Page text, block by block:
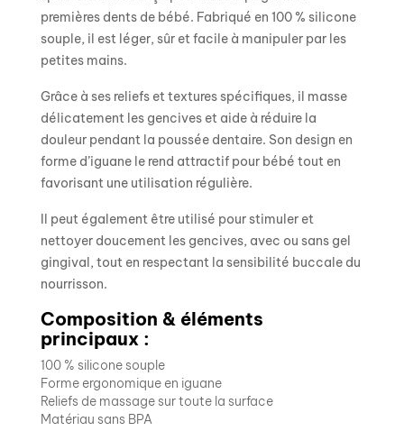
premières dents de bébé. Fabriqué en 100 % silicone
souple, il est léger, sûr et facile à manipuler par les
petites mains.
Grâce à ses reliefs et textures spécifiques, il masse
délicatement les gencives et aide à réduire la
douleur pendant la poussée dentaire. Son design en
forme d’iguane le rend attractif pour bébé tout en
favorisant une utilisation régulière.
Il peut également être utilisé pour stimuler et
nettoyer doucement les gencives, avec ou sans gel
gingival, tout en respectant la sensibilité buccale du
nourrisson.
Composition & éléments
principaux :
100 % silicone souple
Forme ergonomique en iguane
Reliefs de massage sur toute la surface
Matériau sans BPA